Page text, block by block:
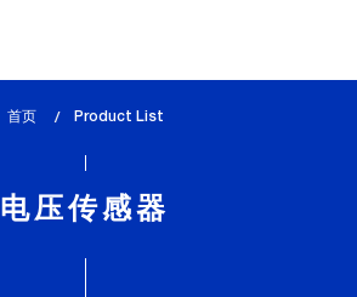
首页
lem_current_page
Product List
电压传感器